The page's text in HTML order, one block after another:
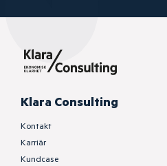
Klara Consulting
Kontakt
Karriär
Kundcase